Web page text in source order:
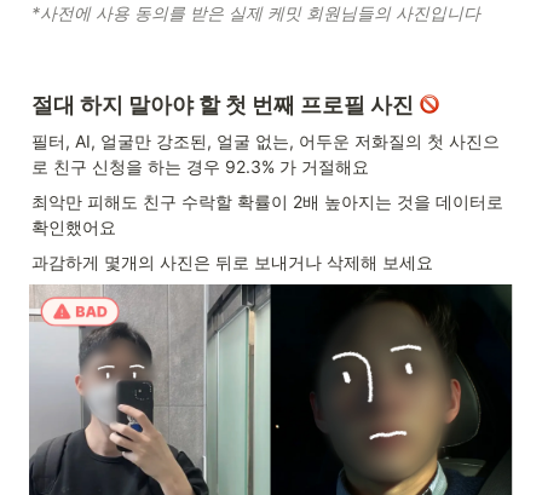
*사전에 사용 동의를 받은 실제 케밋 회원님들의 사진입니다
절대 하지 말아야 할 첫 번째 프로필 사진
필터, AI, 얼굴만 강조된, 얼굴 없는, 어두운 저화질의 첫 사진으
로 친구 신청을 하는 경우 92.3% 가 거절해요
최악만 피해도 친구 수락할 확률이 2배 높아지는 것을 데이터로
확인했어요
과감하게 몇개의 사진은 뒤로 보내거나 삭제해 보세요